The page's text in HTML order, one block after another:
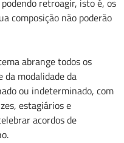
retroagir, isto é, os
composição não poderão
abrange todos os
modalidade da
ou indeterminado, com
estagiários e
acordos de